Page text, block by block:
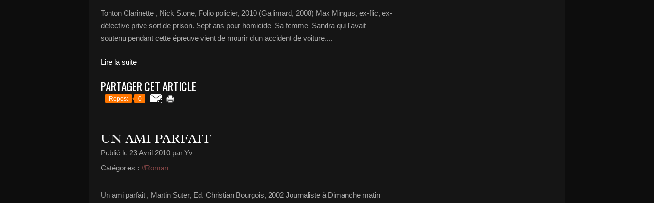
Tonton Clarinette , Nick Stone, Folio policier, 2010 (Gallimard, 2008) Max Mingus, ex-flic, ex-
détective privé sort de prison. Sept ans pour homicide. Sa femme, Sandra qui l'avait
soutenu pendant cette épreuve vient de mourir d'un accident de voiture....
Lire la suite
PARTAGER CET ARTICLE
Repost 0
UN AMI PARFAIT
Publié le 23 Avril 2010 par Yv
Catégories : #Roman
Un ami parfait , Martin Suter, Ed. Christian Bourgois, 2002 Journaliste à Dimanche matin,